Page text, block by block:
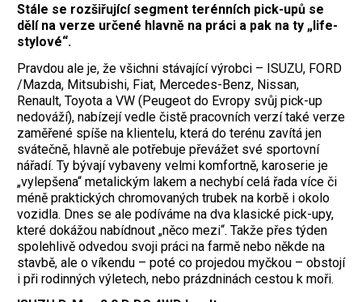
Stále se rozšiřující segment terénních pick-upů se
dělí na verze určené hlavně na práci a pak na ty „life-
stylové“.
Pravdou ale je, že všichni stávající výrobci – ISUZU, FORD
/Mazda, Mitsubishi, Fiat, Mercedes-Benz, Nissan,
Renault, Toyota a VW (Peugeot do Evropy svůj pick-up
nedováží), nabízejí vedle čistě pracovních verzí také verze
zaměřené spíše na klientelu, která do terénu zavítá jen
svátečně, hlavně ale potřebuje převážet své sportovní
nářadí. Ty bývají vybaveny velmi komfortně, karoserie je
„vylepšena“ metalickým lakem a nechybí celá řada více či
méně praktických chromovaných trubek na korbě i okolo
vozidla. Dnes se ale podíváme na dva klasické pick-upy,
které dokážou nabídnout „něco mezi“. Takže přes týden
spolehlivě odvedou svoji práci na farmě nebo někde na
stavbě, ale o víkendu – poté co projedou myčkou – obstojí
i při rodinných výletech, nebo prázdninách cestou k moři.